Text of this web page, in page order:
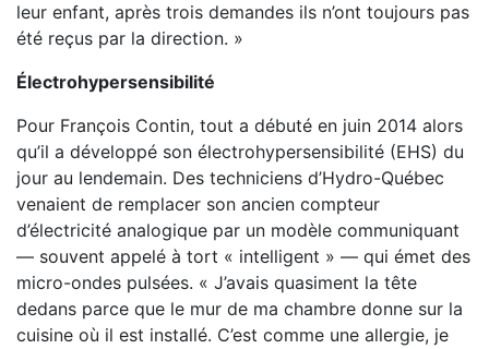
leur enfant, après trois demandes ils n’ont toujours pas
été reçus par la direction. »
Électrohypersensibilité
Pour François Contin, tout a débuté en juin 2014 alors
qu’il a développé son électrohypersensibilité (EHS) du
jour au lendemain. Des techniciens d’Hydro-Québec
venaient de remplacer son ancien compteur
d’électricité analogique par un modèle communiquant
— souvent appelé à tort « intelligent » — qui émet des
micro-ondes pulsées. « J’avais quasiment la tête
dedans parce que le mur de ma chambre donne sur la
cuisine où il est installé. C’est comme une allergie, je